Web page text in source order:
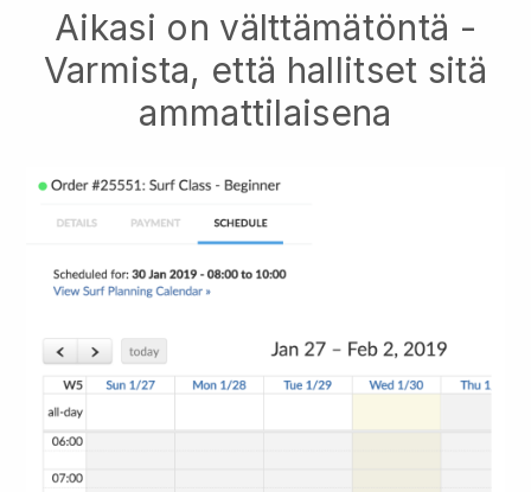
Aikasi on välttämätöntä -
Varmista, että hallitset sitä
ammattilaisena